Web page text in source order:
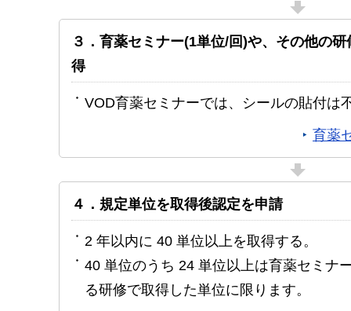
３．育薬セミナー(1単位/回)や、その他の
得
VOD育薬セミナーでは、シールの貼付は
育薬
４．規定単位を取得後認定を申請
2 年以内に 40 単位以上を取得する。
40 単位のうち 24 単位以上は育薬セミナ
る研修で取得した単位に限ります。